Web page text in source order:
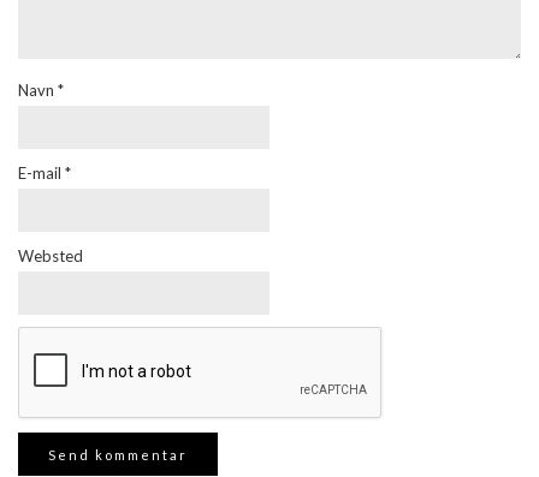
Navn *
E-mail *
Websted